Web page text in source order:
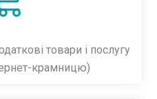
товари і послугу
крамницю)